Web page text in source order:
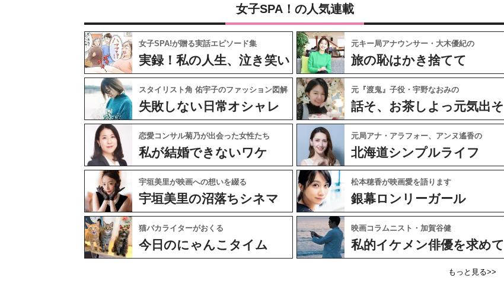
女子SPA！の人気連載
女子SPA!が贈る実話エピソード集
実録！私の人生、泣き笑い
元キー局アナウンサー・大木優紀の
旅の恥はかき捨てて
スタイリスト角 佑宇子のファッション図解
失敗しない日常オシャレ
元『渡鬼』子役・宇野なおみの
話そ、お茶しよっ元気出そ
恋愛コンサル菊乃が出会った女性たち
私が結婚できないワケ
元局アナ・アラフォー、アンヌ遙香の
北海道シンプルライフ
宇垣美里が映画への想いを綴る
宇垣美里の沼落ちシネマ
松本穂香が映画愛を語ります
銀幕ロンリーガール
猫バカライターがおくる
今日のにゃんこタイム
映画コラムニスト・加賀谷健
私的イケメン俳優を求めて
もっと見る>>